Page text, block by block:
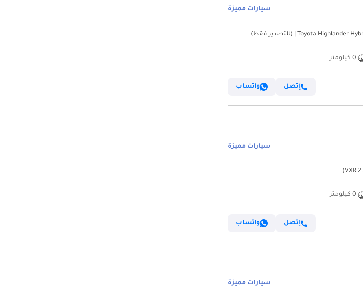
سيارات مميزة
0 كيلومتر
إتصل واتساب
سيارات مميزة
0 كيلومتر
إتصل واتساب
سيارات مميزة